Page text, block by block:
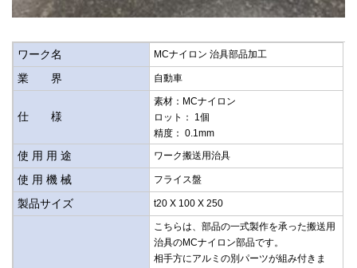
ワーク名 MCナイロン 治具部品加工
業 界 自動車
仕 様
素材：MCナイロン
ロット： 1個
精度： 0.1mm
使 用 用 途 ワーク搬送用治具
使 用 機 械 フライス盤
製品サイズ t20 X 100 X 250
こちらは、部品の一式製作を承った搬送用
治具のMCナイロン部品です。
相手方にアルミの別パーツが組み付きま